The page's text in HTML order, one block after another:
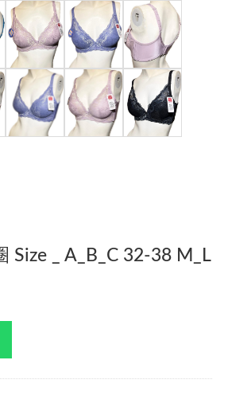
Size _ A_B_C 32-38 M_L